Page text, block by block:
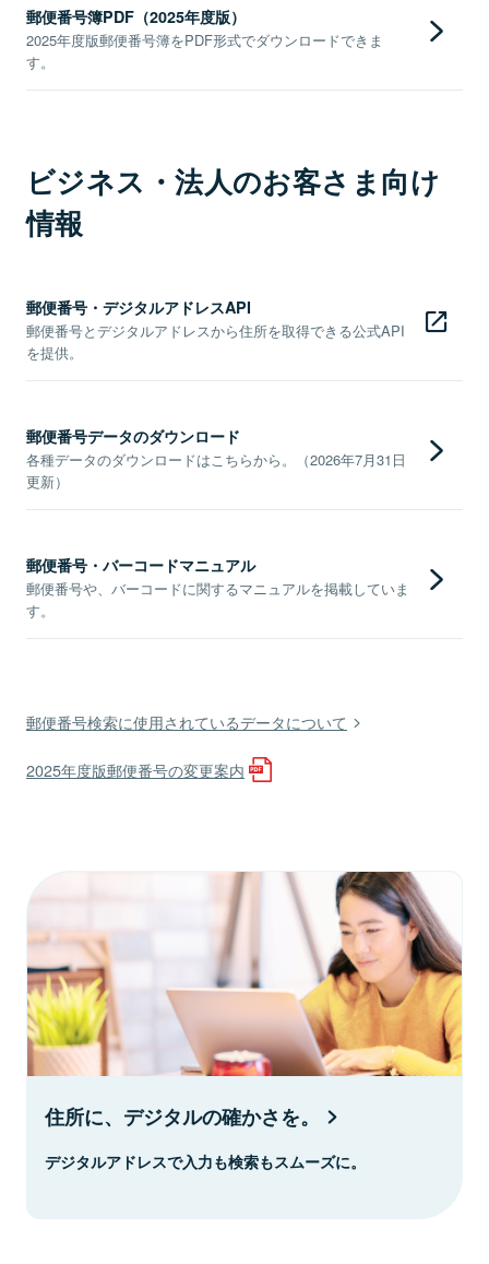
郵便番号簿PDF（2025年度版）
2025年度版郵便番号簿をPDF形式でダウンロードできま
す。
ビジネス・法人のお客さま向け
情報
郵便番号・デジタルアドレスAPI
郵便番号とデジタルアドレスから住所を取得できる公式API
を提供。
郵便番号データのダウンロード
各種データのダウンロードはこちらから。（2026年7月31日
更新）
郵便番号・バーコードマニュアル
郵便番号や、バーコードに関するマニュアルを掲載していま
す。
郵便番号検索に使用されているデータについて
2025年度版郵便番号の変更案内
住所に、デジタルの確かさを。
デジタルアドレスで入力も検索もスムーズに。